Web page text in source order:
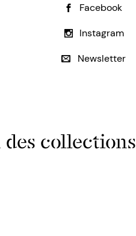
Facebook
Instagram
Newsletter
collections